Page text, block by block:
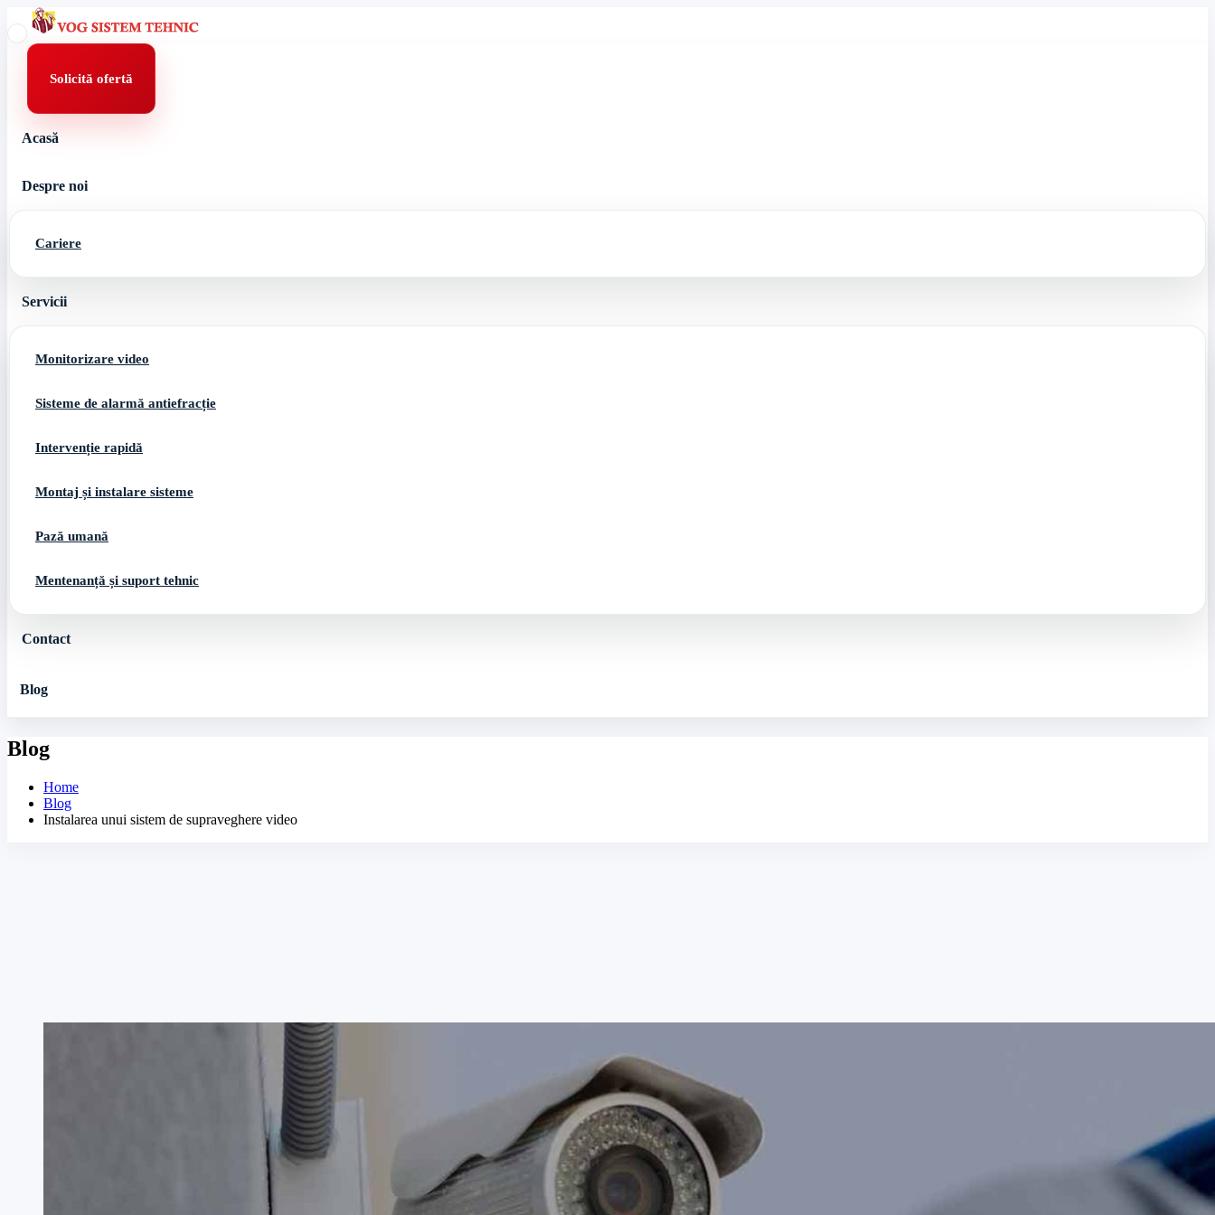
Skip
content
Solicită ofertă
Acasă
Despre noi
Cariere
Servicii
Monitorizare video
Sisteme de alarmă antiefracție
Intervenție rapidă
Montaj și instalare sisteme
Pază umană
Mentenanță și suport tehnic
Contact
Blog
Blog
Home
Blog
Instalarea unui sistem de supraveghere video